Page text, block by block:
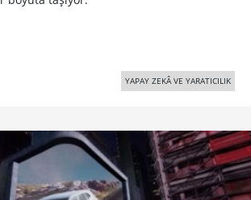
YAPAY ZEKÂ VE YARATICILIK